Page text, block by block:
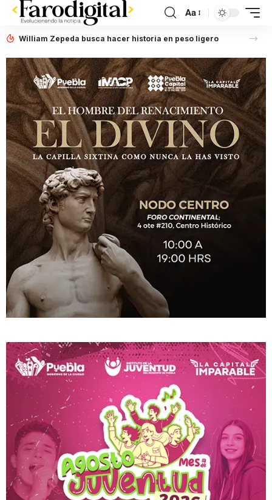
Aa
William Zepeda busca hacer historia en peso ligero